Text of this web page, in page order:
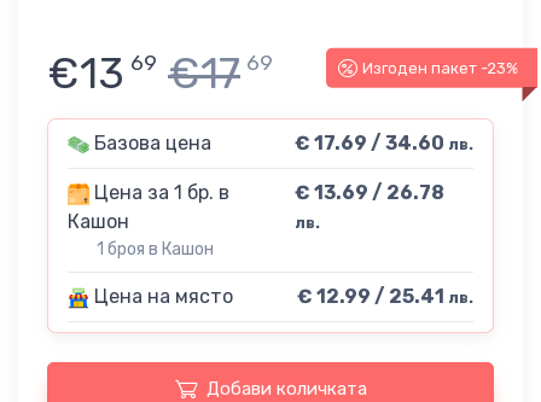
Изгоден пакет -23%
€13 69 €17 69
Базова цена € 17.69 / 34.60 лв.
Цена за 1 бр. в
Кашон
1 броя в Кашон
€ 13.69 / 26.78
лв.
Цена на място € 12.99 / 25.41 лв.
Добави количката